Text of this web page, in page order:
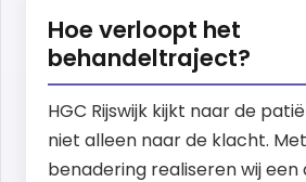
Hoe verloopt het
behandeltraject?
HGC Rijswijk kijkt naar de
niet alleen naar de klacht.
benadering realiseren wij een